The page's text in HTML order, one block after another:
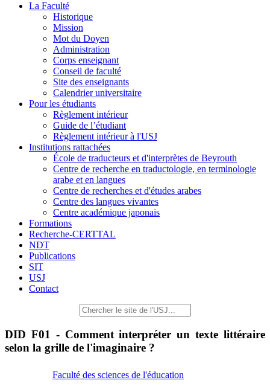
La Faculté
Historique
Mission
Mot du Doyen
Administration
Corps enseignant
Conseil de faculté
Site des enseignants
Calendrier universitaire
Pour les étudiants
Règlement intérieur
Guide de l’étudiant
Règlement intérieur à l'USJ
Institutions rattachées
École de traducteurs et d'interprètes de Beyrouth
Centre de recherche en traductologie, en terminologie
arabe et en langues
Centre de recherches et d'études arabes
Centre des langues vivantes
Centre académique japonais
Formations
Recherche-CERTTAL
NDT
Publications
SIT
USJ
Contact
DID F01 - Comment interpréter un texte littéraire
selon la grille de l'imaginaire ?
Faculté des sciences de l'éducation